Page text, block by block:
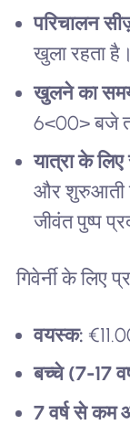
परिचालन
खुला रहता है।
खुलने का
6<00> बजे
यात्रा के लिए
और शुरुआती
जीवंत पुष्प
गिवेर्नी के लिए
वयस्क:
बच्चे (7-17
7 वर्ष से कम